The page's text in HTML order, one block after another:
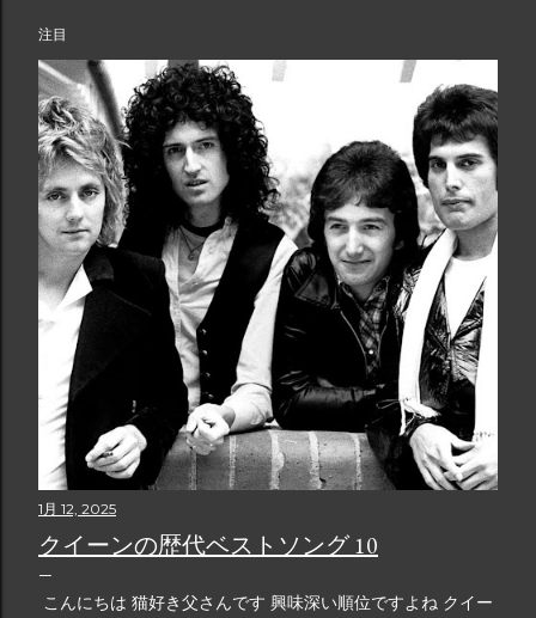
注目
1月 12, 2025
クイーンの歴代ベストソング 10
こんにちは 猫好き父さんです 興味深い順位ですよね クイー